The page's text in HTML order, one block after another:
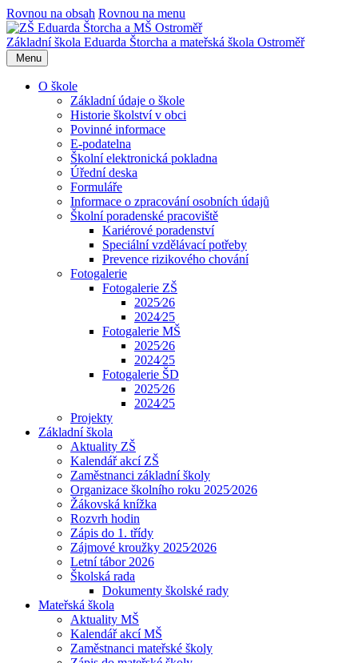
Rovnou na obsah Rovnou na menu
Základní škola Eduarda Štorcha a mateřská škola Ostroměř
Menu
O škole
Základní údaje o škole
Historie školství v obci
Povinné informace
E-podatelna
Školní elektronická pokladna
Úřední deska
Formuláře
Informace o zpracování osobních údajů
Školní poradenské pracoviště
Kariérové poradenství
Speciální vzdělávací potřeby
Prevence rizikového chování
Fotogalerie
Fotogalerie ZŠ
2025⁄26
2024⁄25
Fotogalerie MŠ
2025⁄26
2024⁄25
Fotogalerie ŠD
2025⁄26
2024⁄25
Projekty
Základní škola
Aktuality ZŠ
Kalendář akcí ZŠ
Zaměstnanci základní školy
Organizace školního roku 2025⁄2026
Žákovská knížka
Rozvrh hodin
Zápis do 1. třídy
Zájmové kroužky 2025⁄2026
Letní tábor 2026
Školská rada
Dokumenty školské rady
Mateřská škola
Aktuality MŠ
Kalendář akcí MŠ
Zaměstnanci mateřské školy